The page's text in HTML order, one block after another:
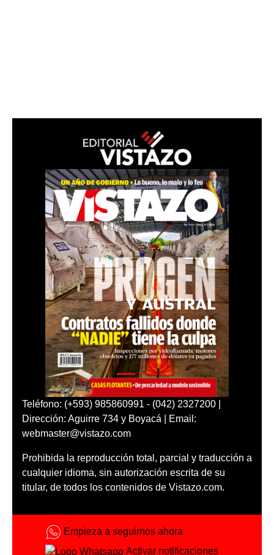
Teléfono: (+593) 985860991 - (042) 2327200 |
Dirección: Aguirre 734 y Boyacá | Email:
webmaster@vistazo.com
Prohibida la reproducción total, parcial y traducción a
cualquier idioma, sin autorización escrita de su
titular, de todos los contenidos de Vistazo.com.
Empieza a seguirnos ahora
Activar notificaciones